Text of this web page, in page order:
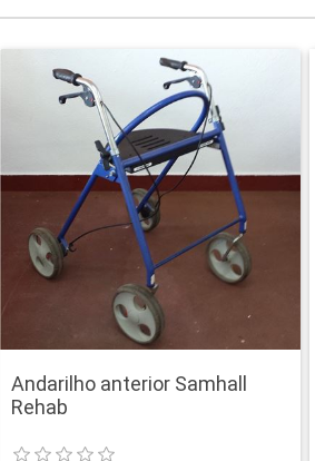
Andarilho anterior Samhall
Rehab